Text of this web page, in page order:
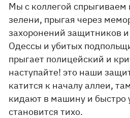
Мы с коллегой
зелени, прыгая через
захоронений защитников
Одессы и убитых
прыгает полицейский и
наступайте! это наши
катится к началу аллеи,
кидают в машину и быстро
становится тихо.